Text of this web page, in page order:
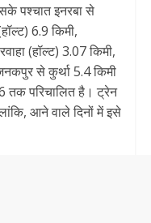
पश्चात इनरबा से
6.9 किमी,
(हॉल्ट) 3.07 किमी,
से कुर्था 5.4 किमी
तक परिचालित है। ट्रेन
आने वाले दिनों में इसे